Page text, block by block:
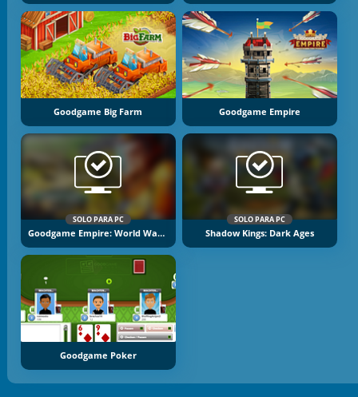
Goodgame Big Farm Goodgame Empire
SOLO PARA PC
Goodgame Empire: World War 3
SOLO PARA PC
Shadow Kings: Dark Ages
Goodgame Poker